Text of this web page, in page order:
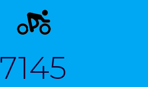
7145